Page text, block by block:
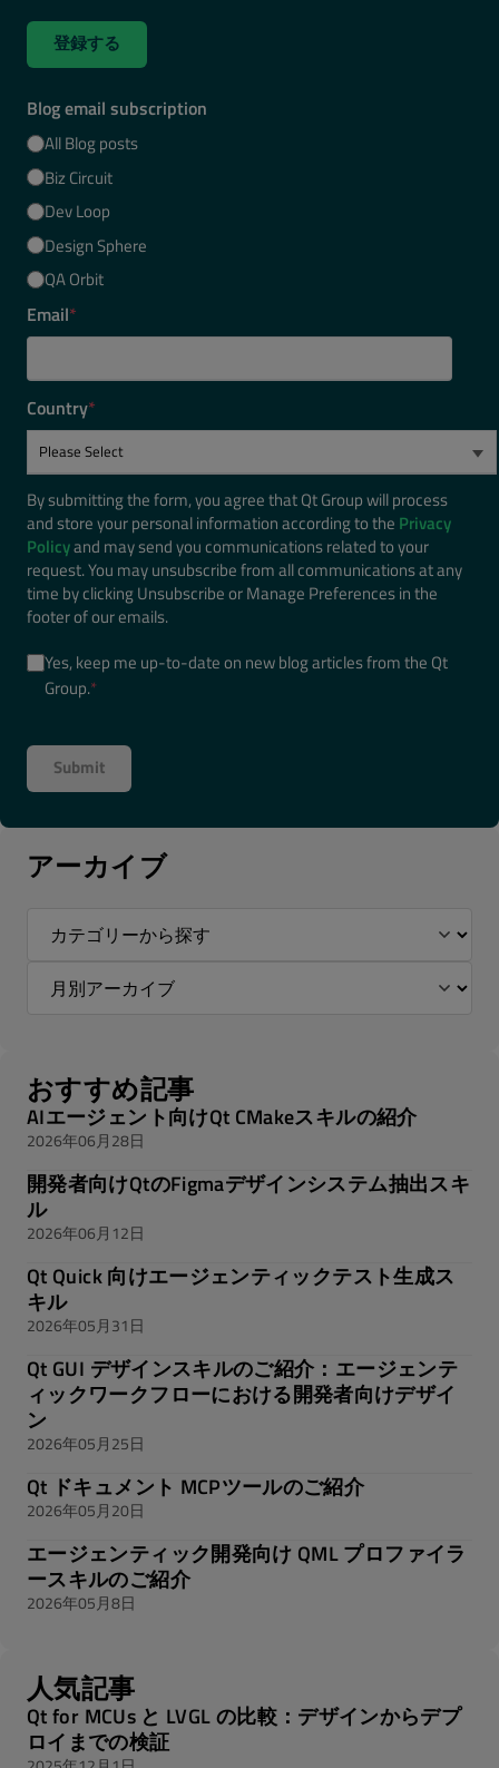
登録する
Blog email subscription
All Blog posts
Biz Circuit
Dev Loop
Design Sphere
QA Orbit
Email*
Country*
By submitting the form, you agree that Qt Group will process
and store your personal information according to the Privacy
Policyand may send you communications related to your
request. You may unsubscribe from all communications at any
time by clicking Unsubscribe or Manage Preferences in the
footer of our emails.
Yes, keep me up-to-date on new blog articles from the Qt
Group.*
アーカイブ
おすすめ記事
AIエージェント向けQt CMakeスキルの紹介
2026年06月28日
開発者向けQtのFigmaデザインシステム抽出スキ
ル
2026年06月12日
Qt Quick 向けエージェンティックテスト生成ス
キル
2026年05月31日
Qt GUI デザインスキルのご紹介：エージェンテ
ィックワークフローにおける開発者向けデザイ
ン
2026年05月25日
Qt ドキュメント MCPツールのご紹介
2026年05月20日
エージェンティック開発向け QML プロファイラ
ースキルのご紹介
2026年05月8日
人気記事
Qt for MCUs と LVGL の比較：デザインからデプ
ロイまでの検証